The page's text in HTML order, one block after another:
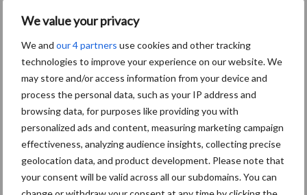
We value your privacy
We and our 4 partners use cookies and other tracking
technologies to improve your experience on our website. We
may store and/or access information from your device and
process the personal data, such as your IP address and
browsing data, for purposes like providing you with
personalized ads and content, measuring marketing campaign
effectiveness, analyzing audience insights, collecting precise
geolocation data, and product development. Please note that
your consent will be valid across all our subdomains. You can
Maisras P8333 is verkrijgbaar als Biologisch Maiszaad. Pioneer is
een van de grootste leveranciers van biologisch geproduceerde
maiszaden in Europa. Sinds 2021 zijn de Pioneer maiszaden zaden
ook gecertificeerd door Skal Biocontrole in Nederland.
In het Overijsselse Rijssen heeft Pioneer een eigen MKS-
maisproefveld liggen. De gezaaide maisrassen worden hier als
Mais Kolven Schroot (MKS) geoogst om zo specifiek de MKS-
opbrengst en voederwaarde te bepalen. In onze nieuwe
Maiscatalogus 2022 leest u meer over onze maisproefvelden. U